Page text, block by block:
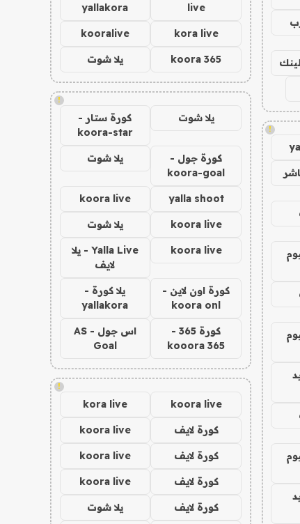
!
live
yallakora
kora live
kooralive
koora 365 يلا شوت
!
يلا شوت
كورة ستار -
koora-star
كورة جول -
koora-goal
يلا شوت
yalla shoot
koora live
koora live يلا شوت
koora live
Yalla Live - يلا
لايف
كورة اون لاين -
koora onl
يلا كورة -
yallakora
كورة 365 -
kooora 365
اس جول - AS
Goal
!
koora live
kora live
كورة لايف koora live
كورة لايف koora live
كورة لايف koora live
كورة لايف يلا شوت